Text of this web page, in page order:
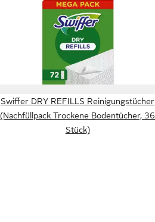
DRY Reinigungstücher (Trockene
Bodentücher, 72 Stück)
lieferbar - in 2-3 Werktagen bei dir
Swiffer DRY REFILLS Reinigungstücher
(Nachfüllpack Trockene Bodentücher, 36
Stück)